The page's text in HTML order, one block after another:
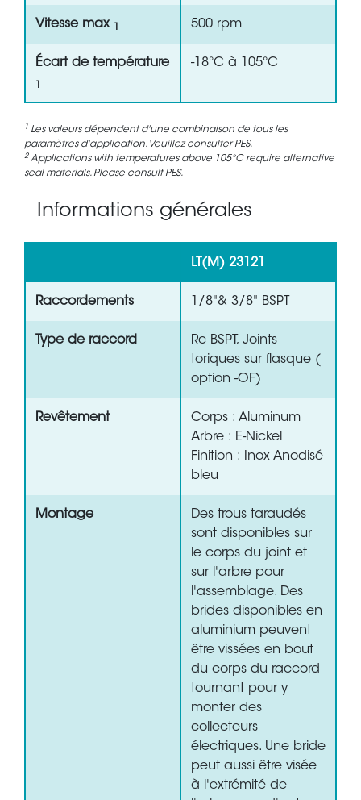
Vitesse max 500 rpm
Écart de température -18°C à 105°C
1 Les valeurs dépendent d'une combinaison de tous les
paramètres d'application. Veuillez consulter PES.
2 Applications with temperatures above 105°C require alternative
seal materials. Please consult PES.
Informations générales
LT(M) 23121
Raccordements 1/8"& 3/8" BSPT
Type de raccord
Rc BSPT, Joints
toriques sur flasque (
option -OF)
Revêtement
Corps : Aluminum
Arbre : E-Nickel
Finition : Inox Anodisé
bleu
Montage
Des trous taraudés
sont disponibles sur
le corps du joint et
sur l'arbre pour
l'assemblage. Des
brides disponibles en
aluminium peuvent
être vissées en bout
du corps du raccord
tournant pour y
monter des
collecteurs
électriques. Une bride
peut aussi être visée
à l'extrémité de